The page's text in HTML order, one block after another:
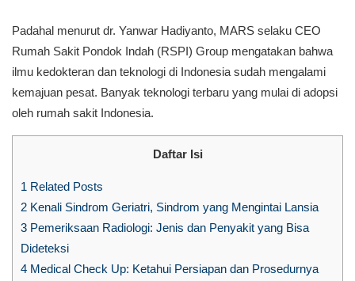
Padahal menurut dr. Yanwar Hadiyanto, MARS selaku CEO
Rumah Sakit Pondok Indah (RSPI) Group mengatakan bahwa
ilmu kedokteran dan teknologi di Indonesia sudah mengalami
kemajuan pesat. Banyak teknologi terbaru yang mulai di adopsi
oleh rumah sakit Indonesia.
Daftar Isi
1 Related Posts
2 Kenali Sindrom Geriatri, Sindrom yang Mengintai Lansia
3 Pemeriksaan Radiologi: Jenis dan Penyakit yang Bisa
Dideteksi
4 Medical Check Up: Ketahui Persiapan dan Prosedurnya